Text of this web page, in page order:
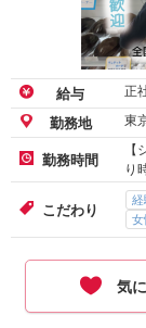
給与 正
勤務地 東
勤務時間
り
こだわり
経
女
気